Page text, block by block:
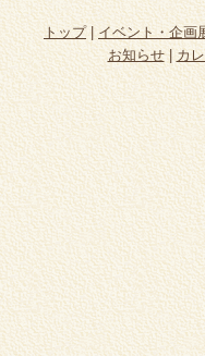
トップ| イベント・企画
お知らせ|カ